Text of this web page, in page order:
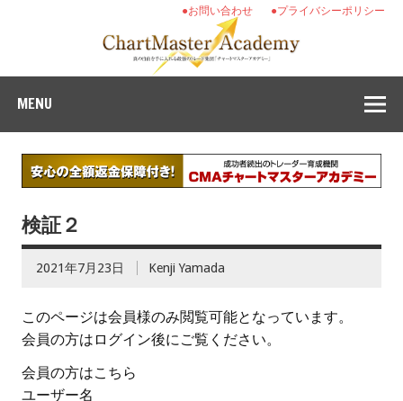
●プライバシーポリシー
●お問い合わせ
MENU
検証２
2021年7月23日 Kenji Yamada
このページは会員様のみ閲覧可能となっています。
会員の方はログイン後にご覧ください。
会員の方はこちら
ユーザー名